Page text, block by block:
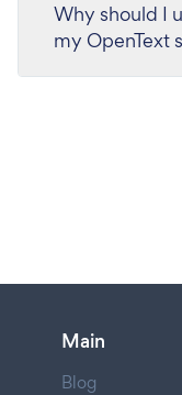
Why should I
my OpenText
Main
Blog